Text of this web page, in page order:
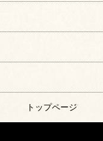
トップページ